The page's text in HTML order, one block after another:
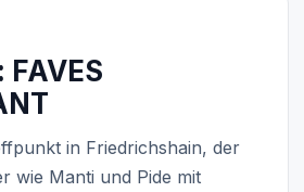
in Friedrichshain, der
wie Manti und Pide mit